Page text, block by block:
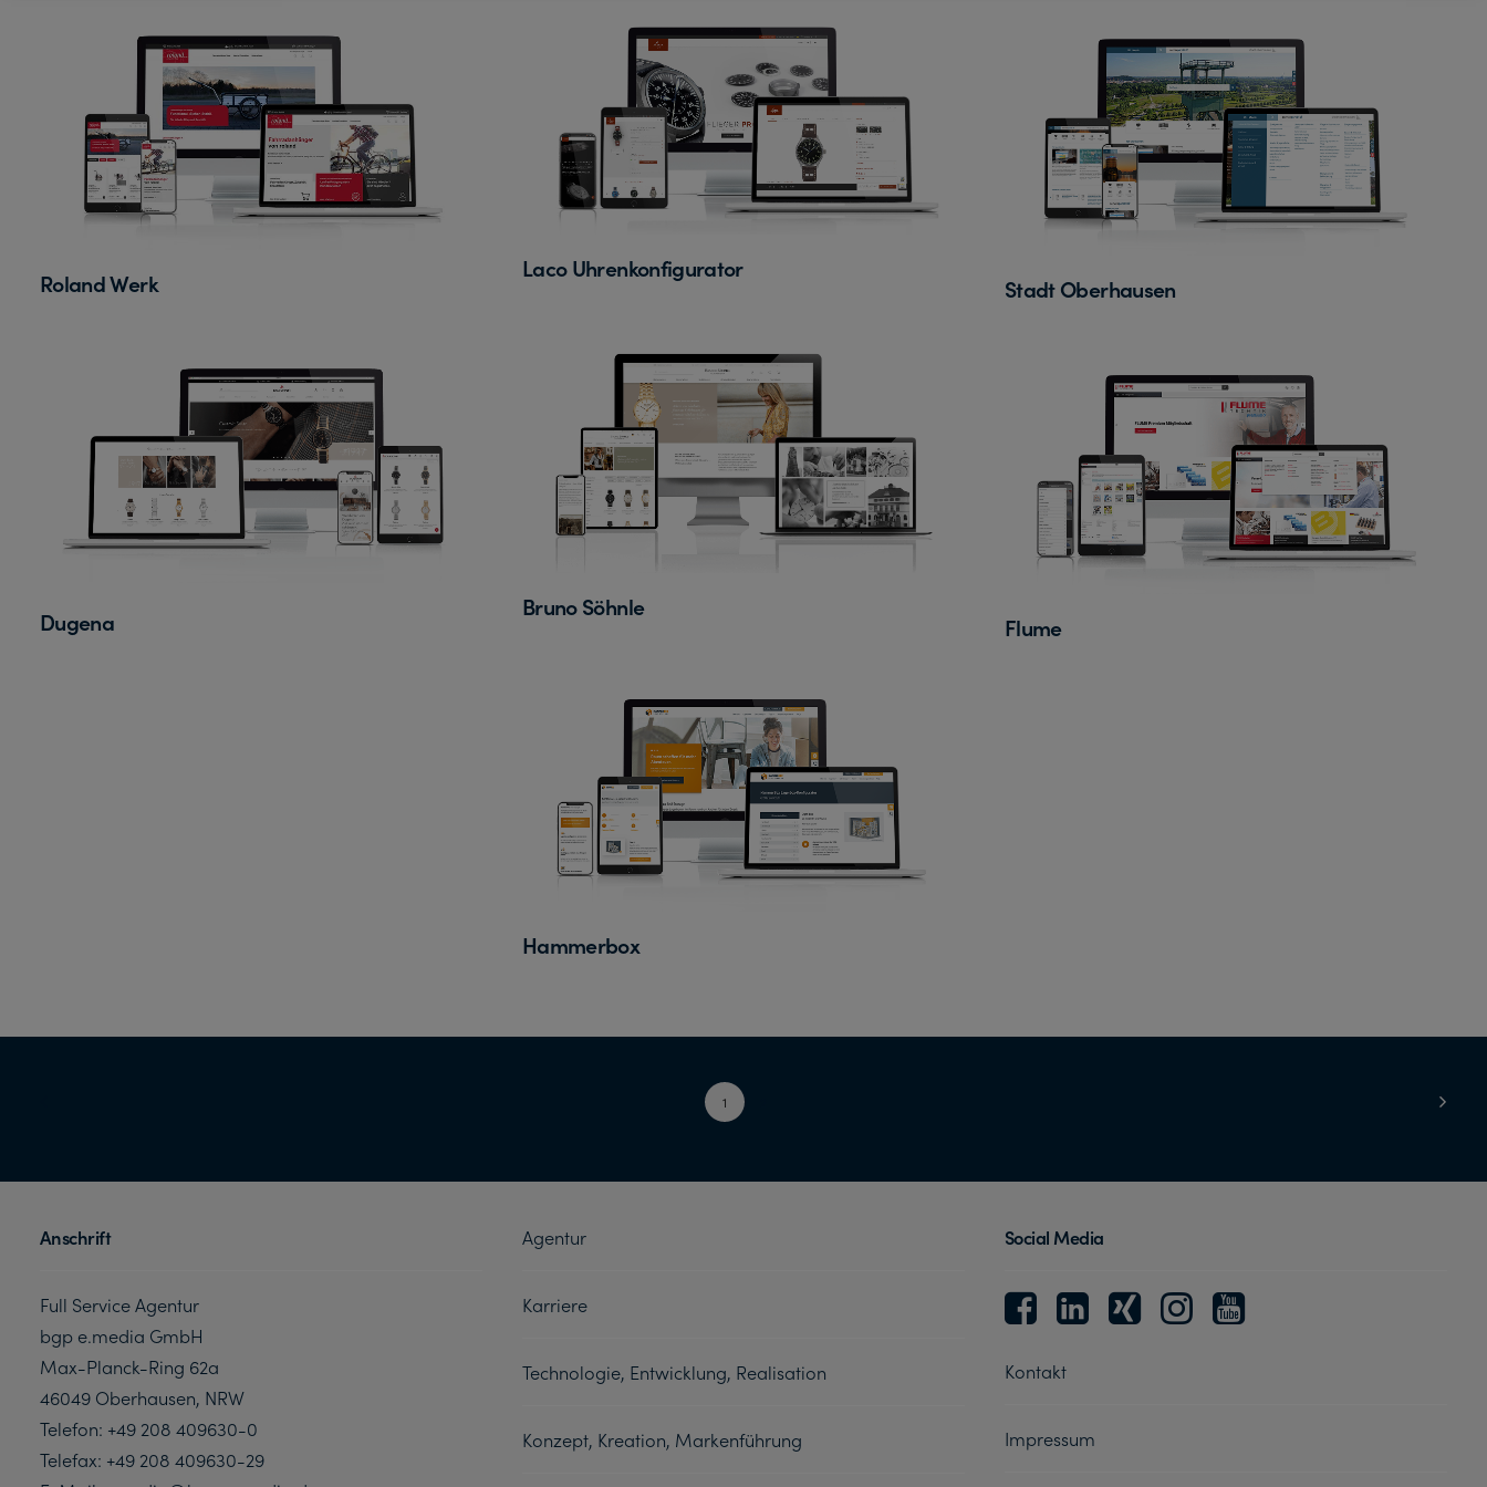
Roland Werk Stadt Oberhausen
Laco Uhrenkonfigurator
Bruno Söhnle
Dugena Flume
Hammerbox
1
Anschrift
Full Service Agentur
bgp e.media GmbH
Max-Planck-Ring 62a
46049 Oberhausen, NRW
Telefon: +49 208 409630-0
Telefax: +49 208 409630-29
Agentur
Karriere
Technologie, Entwicklung, Realisation
Konzept, Kreation, Markenführung
Social Media
Kontakt
Impressum